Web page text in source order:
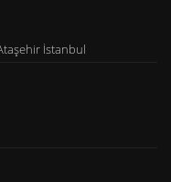
İstanbul